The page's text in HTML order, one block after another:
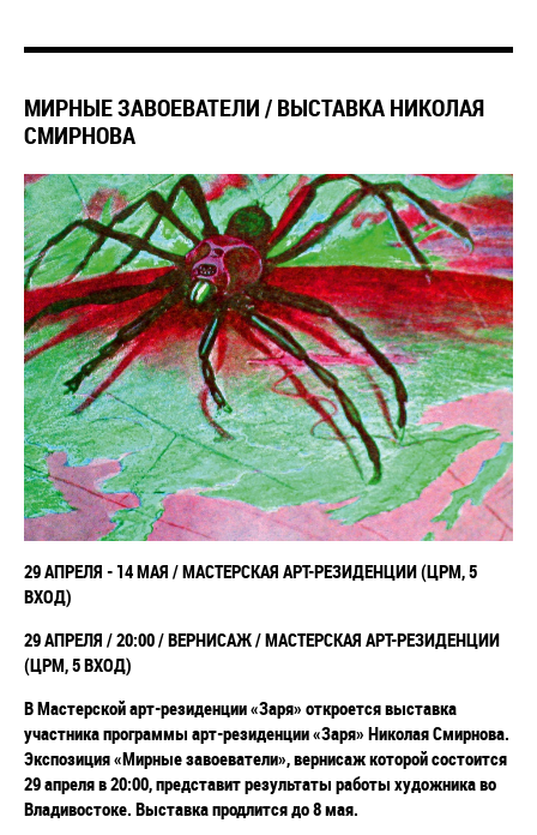
МИРНЫЕ ЗАВОЕВАТЕЛИ / ВЫСТАВКА НИКОЛАЯ
СМИРНОВА
29 АПРЕЛЯ - 14 МАЯ /МАСТЕРСКАЯ АРТ-РЕЗИДЕНЦИИ (ЦРМ, 5
ВХОД)
29 АПРЕЛЯ / 20:00 / ВЕРНИСАЖ /МАСТЕРСКАЯ АРТ-РЕЗИДЕНЦИИ
(ЦРМ, 5 ВХОД)
В Мастерской арт-резиденции «Заря» откроется выставка
участника программы арт-резиденции «Заря» Николая Смирнова.
Экспозиция «Мирные завоеватели», вернисаж которой состоится
29 апреля в 20:00, представит результаты работы художника во
Владивостоке. Выставка продлится до 8 мая.